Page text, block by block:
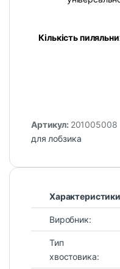
Кількість
Артикул: 201005008
для лобзика
Характеристики
Виробник:
Тип
хвостовика: